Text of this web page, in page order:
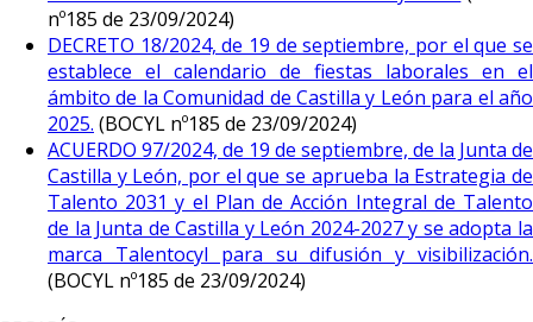
nº185 de 23/09/2024)
DECRETO 18/2024, de 19 de septiembre, por el que se
establece el calendario de fiestas laborales en el
ámbito de la Comunidad de Castilla y León para el año
2025. (BOCYL nº185 de 23/09/2024)
ACUERDO 97/2024, de 19 de septiembre, de la Junta de
Castilla y León, por el que se aprueba la Estrategia de
Talento 2031 y el Plan de Acción Integral de Talento
de la Junta de Castilla y León 2024-2027 y se adopta la
marca Talentocyl para su difusión y visibilización.
(BOCYL nº185 de 23/09/2024)